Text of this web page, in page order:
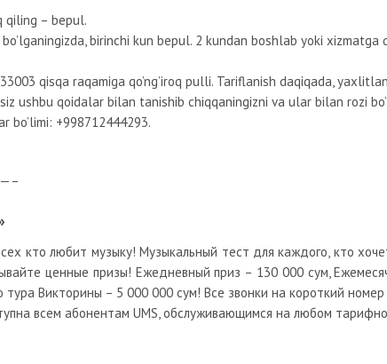
qiling – bepul.
birinchi kun bepul. 2 kundan boshlab yoki xizmatga
qisqa raqamiga qo’ng’iroq pulli. Tariflanish daqiqada,
siz ushbu qoidalar bilan tanishib chiqqaningizni va ular bilan rozi
bo’limi: +998712444293.
кто любит музыку! Музыкальный тест для каждого, кто
ценные призы! Ежедневный приз – 130 000 сум,
тура Викторины – 5 000 000 сум! Все звонки на короткий
всем абонентам UMS, обслуживающимся на любом